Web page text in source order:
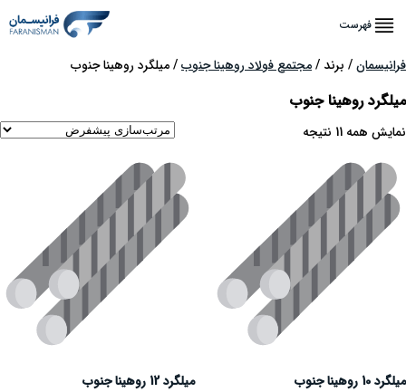
فهرست
فرانیسمان/ برند /مجتمع فولاد روهینا جنوب/ میلگرد روهینا جنوب
میلگرد روهینا جنوب
نمایش همه 11 نتیجه
میلگرد 10 روهینا جنوب میلگرد 12 روهینا جنوب